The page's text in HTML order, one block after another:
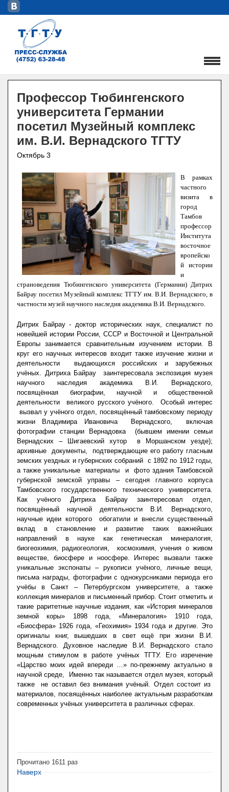
Профессор Тюбингенского
университета Германии
посетил Музейный комплекс
им. В.И. Вернадского ТГТУ
Октябрь 3
В рамках
частного
визита в
город
Тамбов
профессор
Института
восточное
вропейско
й истории
и
страноведения Тюбингенского университета (Германии) Дитрих
Байрау посетил Музейный комплекс ТГТУ им. В.И. Вернадского, в
частности музей научного наследия академика В.И. Вернадского.
Дитрих Байрау - доктор исторических наук, специалист по
новейшей истории России, СССР и Восточной и Центральной
Европы занимается сравнительным изучением истории. В
круг его научных интересов входит также изучение жизни и
деятельности выдающихся российских и зарубежных
учёных. Дитриха Байрау заинтересовала экспозиция музея
научного наследия академика В.И. Вернадского,
посвящённая биографии, научной и общественной
деятельности великого русского учёного. Особый интерес
вызвал у учёного отдел, посвящённый тамбовскому периоду
жизни Владимира Ивановича Вернадского, включая
фотографии станции Вернадовка (бывшем имении семьи
Вернадских – Шигаевский хутор в Моршанском уезде);
архивные документы, подтверждающие его работу гласным
земских уездных и губернских собраний с 1892 по 1912 годы,
а также уникальные материалы и фото здания Тамбовской
губернской земской управы – сегодня главного корпуса
Тамбовского государственного технического университета.
Как учёного Дитриха Байрау заинтересовал отдел,
посвящённый научной деятельности В.И. Вернадского,
научные идеи которого обогатили и внесли существенный
вклад в становление и развитие таких важнейших
направлений в науке как генетическая минералогия,
биогеохимия, радиогеология, космохимия, учения о живом
веществе, биосфере и ноосфере. Интерес вызвали также
уникальные экспонаты – рукописи учёного, личные вещи,
письма награды, фотографии с однокурсниками периода его
учёбы в Санкт – Петербургском университете, а также
коллекция минералов и письменный прибор. Стоит отметить и
такие раритетные научные издания, как «История минералов
земной коры» 1898 года, «Минералогия» 1910 года,
«Биосфера» 1926 года, «Геохимия» 1934 года и другие. Это
оригиналы книг, вышедших в свет ещё при жизни В.И.
Вернадского. Духовное наследие В.И. Вернадского стало
мощным стимулом в работе учёных ТГТУ. Его изречение
«Царство моих идей впереди …» по-прежнему актуально в
научной среде, Именно так называется отдел музея, который
также не оставил без внимания учёный. Отдел состоит из
материалов, посвящённых наиболее актуальным разработкам
современных учёных университета в различных сферах.
Прочитано 1611 раз
Наверх